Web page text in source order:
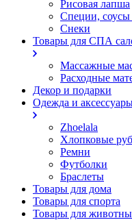
Рисовая лапша
Специи, соусы
Снеки
Товары для СПА
Массажные
Расходные
Декор и подарки
Одежда и
Zhoelala
Хлопковые
Ремни
Футболки
Браслеты
Товары для дома
Товары для спорта
Товары для